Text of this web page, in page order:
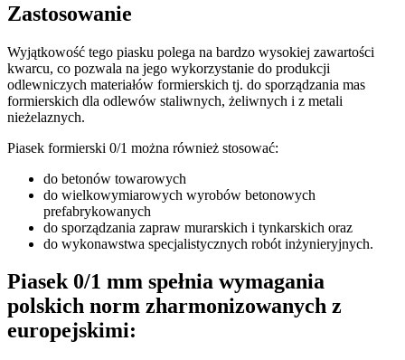
Zastosowanie
Wyjątkowość tego piasku polega na bardzo wysokiej zawartości
kwarcu, co pozwala na jego wykorzystanie do produkcji
odlewniczych materiałów formierskich tj. do sporządzania mas
formierskich dla odlewów staliwnych, żeliwnych i z metali
nieżelaznych.
Piasek formierski 0/1 można również stosować:
do betonów towarowych
do wielkowymiarowych wyrobów betonowych
prefabrykowanych
do sporządzania zapraw murarskich i tynkarskich oraz
do wykonawstwa specjalistycznych robót inżynieryjnych.
Piasek 0/1 mm spełnia wymagania
polskich norm zharmonizowanych z
europejskimi: